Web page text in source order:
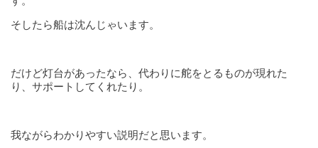
そしたら船は沈んじゃいます。
だけど灯台があったなら、代わりに舵をとるものが現れた
り、サポートしてくれたり。
我ながらわかりやすい説明だと思います。